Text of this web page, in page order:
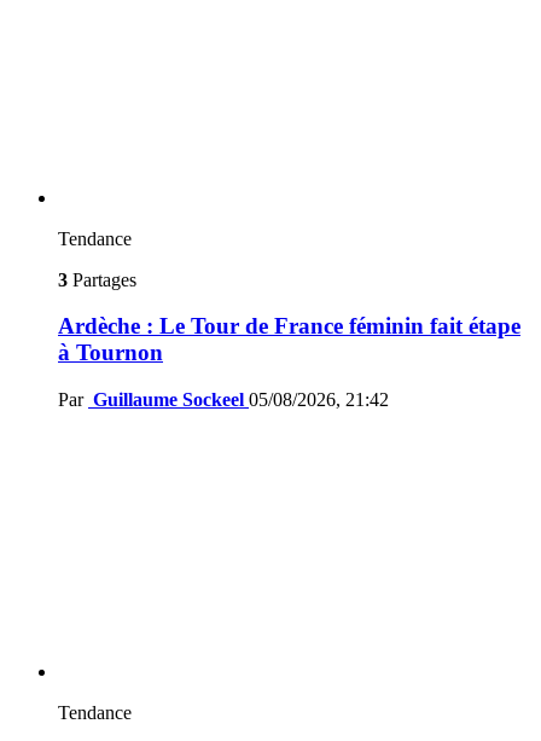
Tendance
3 Partages
Ardèche : Le Tour de France féminin fait étape
à Tournon
Par Guillaume Sockeel 05/08/2026, 21:42
Tendance